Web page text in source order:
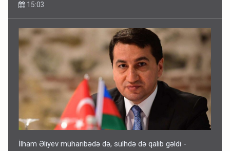
15:03
İlham Əliyev müharibədə də, sülhdə də qalib gəldi -